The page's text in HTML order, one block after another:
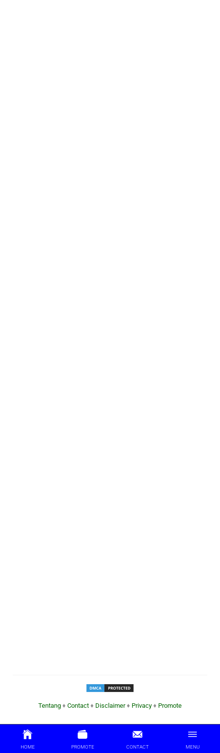
Tentang ♦ Contact ♦ Disclaimer♦ Privacy ♦ Promote
HOME PROMOTE CONTACT MENU